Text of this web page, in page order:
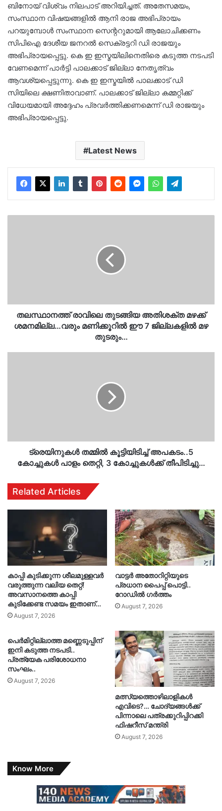
ബിനോയ് വിശ്വം നിലപാട് അറിയിച്ചത്. അതേസമയം,
സംസ്ഥാന വിഷയങ്ങളിൽ ആനി രാജ അഭിപ്രായം
പറയുമ്പോൾ സംസ്ഥാന സെന്ററുമായി ആലോചിക്കണം
സിപിഐ ദേശീയ ജനറൽ സെക്രട്ടറി ഡി രാജയും
അഭിപ്രായപ്പെട്ടു. കെ ഇ ഇസ്മയിലിനെതിരെ കടുത്ത നടപടി
വേണമെന്ന് പാർട്ടി പാലക്കാട് ജില്ലാ നേതൃത്വം
ആവശ്യപ്പെട്ടുന്നു. കെ ഇ ഇസ്മയിൽ പാലക്കാട് ഡി
സിയിലെ ക്ഷണിതാവാണ്. പാലക്കാട് ജില്ലാ കമ്മറ്റിക്ക്
വിധേയമായി അദ്ദേഹം പ്രവർത്തിക്കണമെന്ന് ഡി രാജയും
അഭിപ്രായപ്പെട്ടു.
Latest News
ഈ
ജില്ലകളിൽ
തലസ്ഥാനത്ത് രാവിലെ തുടങ്ങിയ അതിശക്ത മഴക്ക്
ശമനമില്ല…വരും മണിക്കൂറിൽ ഈ 7 ജില്ലകളിൽ മഴ
തുടരും…
കോച്ചുകൾക്ക്
തീപിടിച്ചു…ട്രെയിനുകൾ തമ്മിൽ കൂട്ടിയിടിച്ച് അപകടം..5
കോച്ചുകൾ പാളം തെറ്റി, 3 കോച്ചുകൾക്ക് തീപിടിച്ചു…
Related Articles
കാപ്പി കുടിക്കുന്ന ശീലമുള്ളവർ
വരുത്തുന്ന വലിയ തെറ്റ്!
അവസാനത്തെ കാപ്പി
കുടിക്കേണ്ട സമയം ഇതാണ്…
August 7, 2026
വാട്ടർ അതോറിറ്റിയുടെ
പ്രധാന പൈപ്പ് പൊട്ടി..
റോഡിൽ ഗർത്തം
August 7, 2026
പെർമിറ്റില്ലാത്ത മണ്ണെടുപ്പിന്
ഇനി കടുത്ത നടപടി..
പ്രത്യേക പരിശോധനാ
സംഘം..
August 7, 2026
മത്സ്യത്തൊഴിലാളികൾ
എവിടെ?… ചോദ്യങ്ങൾക്ക്
പിന്നാലെ പത്രക്കുറിപ്പിറക്കി
ഫിഷറീസ് മന്ത്രി
August 7, 2026
Know More